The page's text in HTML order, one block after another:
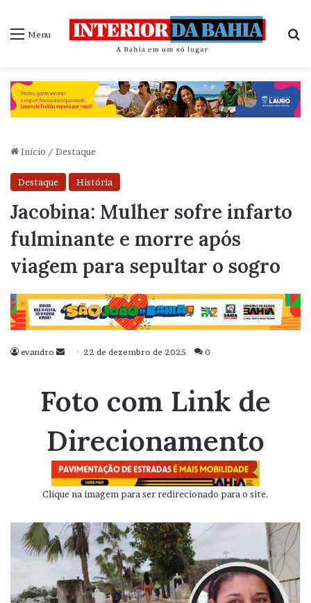
Menu
Início / Destaque
Destaque História
Jacobina: Mulher sofre infarto
fulminante e morre após
viagem para sepultar o sogro
evandro
Mande
mail
22 de dezembro de 2025 0
Foto com Link de
Direcionamento
Clique na imagem para ser redirecionado para o site.